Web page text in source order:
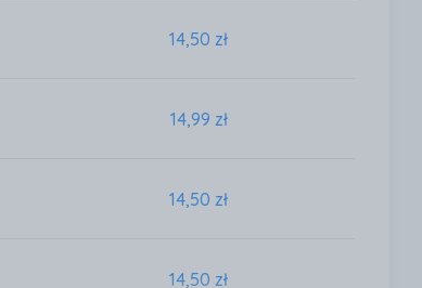
14,50 zł
14,99 zł
14,50 zł
14,50 zł